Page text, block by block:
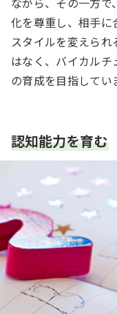
化を尊重し、相手に
スタイルを変えら
はなく、バイカル
の育成を目指してい
認知能力を育む